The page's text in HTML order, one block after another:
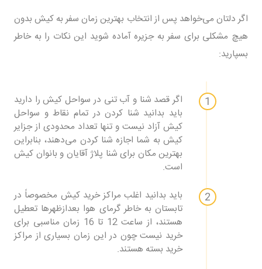
اگر دلتان می‌خواهد پس از انتخاب بهترین زمان سفر به کیش بدون
هیچ مشکلی برای سفر به جزیره آماده شوید این نکات را به خاطر
بسپارید:
اگر قصد شنا و آب تنی در سواحل کیش را دارید
باید بدانید شنا کردن در تمام نقاط و سواحل
کیش آزاد نیست و تنها تعداد محدودی از جزایر
کیش به شما اجازه شنا کردن می‌دهند، بنابراین
بهترین مکان برای شنا پلاژ آقایان و بانوان کیش
است.
باید بدانید اغلب مراکز خرید کیش مخصوصاً در
تابستان به خاطر گرمای هوا بعدازظهرها تعطیل
هستند، از ساعت 12 تا 16 زمان مناسبی برای
خرید نیست چون در این زمان بسیاری از مراکز
خرید بسته هستند.